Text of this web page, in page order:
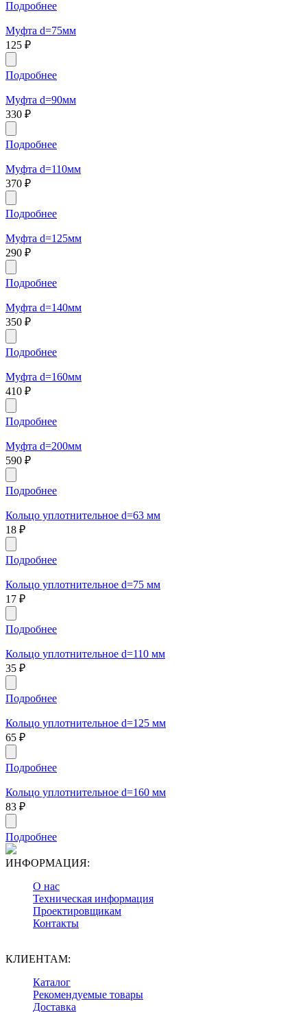
Подробнее
Муфта d=75мм
125 ₽
Подробнее
Муфта d=90мм
330 ₽
Подробнее
Муфта d=110мм
370 ₽
Подробнее
Муфта d=125мм
290 ₽
Подробнее
Муфта d=140мм
350 ₽
Подробнее
Муфта d=160мм
410 ₽
Подробнее
Муфта d=200мм
590 ₽
Подробнее
Кольцо уплотнительное d=63 мм
18 ₽
Подробнее
Кольцо уплотнительное d=75 мм
17 ₽
Подробнее
Кольцо уплотнительное d=110 мм
35 ₽
Подробнее
Кольцо уплотнительное d=125 мм
65 ₽
Подробнее
Кольцо уплотнительное d=160 мм
83 ₽
Подробнее
ИНФОРМАЦИЯ:
О нас
Техническая информация
Проектировщикам
Контакты
КЛИЕНТАМ:
Каталог
Рекомендуемые товары
Доставка